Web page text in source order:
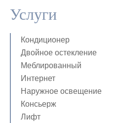
Услуги
Кондиционер
Двойное остекление
Меблированный
Интернет
Наружное освещение
Консьерж
Лифт